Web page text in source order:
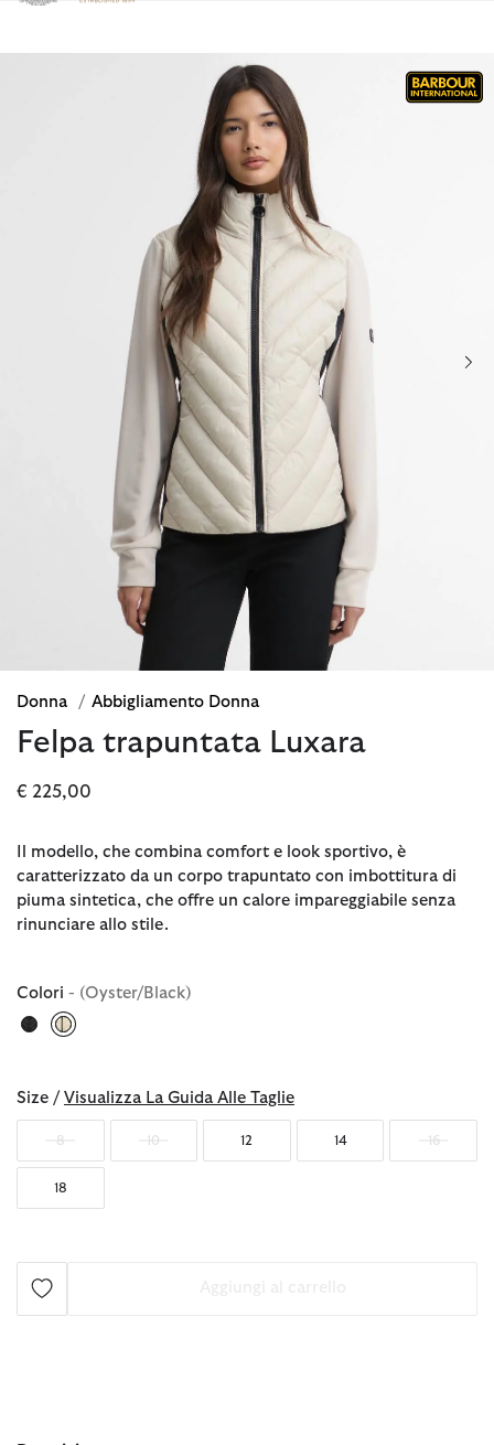
Clicca per visualizzare la nostra Dichiarazione di Accessibilità
Donna / Abbigliamento Donna
Felpa trapuntata Luxara
€ 225,00
Il modello, che combina comfort e look sportivo, è
caratterizzato da un corpo trapuntato con imbottitura di
piuma sintetica, che offre un calore impareggiabile senza
rinunciare allo stile.
Colori - (Oyster/Black)
Size / Visualizza La Guida Alle Taglie
8 10 12 14 16
18